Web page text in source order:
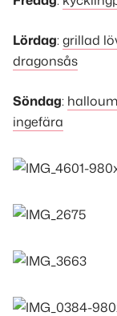
Lördag:grillad
dragonsås
Söndag:
ingefära